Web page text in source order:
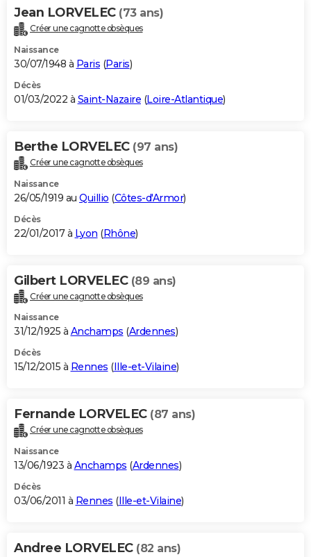
Bricolage
Lifestyle
Culture
Sport
Auto
Television
Voyage
Cinema
Jean LORVELEC (73 ans)
Créer une cagnotte obsèques
Naissance
30/07/1948 à Paris (Paris)
Décès
01/03/2022 à Saint-Nazaire (Loire-Atlantique)
Berthe LORVELEC (97 ans)
Créer une cagnotte obsèques
Naissance
26/05/1919 au Quillio (Côtes-d'Armor)
Décès
22/01/2017 à Lyon (Rhône)
Gilbert LORVELEC (89 ans)
Créer une cagnotte obsèques
Naissance
31/12/1925 à Anchamps (Ardennes)
Décès
15/12/2015 à Rennes (Ille-et-Vilaine)
Fernande LORVELEC (87 ans)
Créer une cagnotte obsèques
Naissance
13/06/1923 à Anchamps (Ardennes)
Décès
03/06/2011 à Rennes (Ille-et-Vilaine)
Andree LORVELEC (82 ans)